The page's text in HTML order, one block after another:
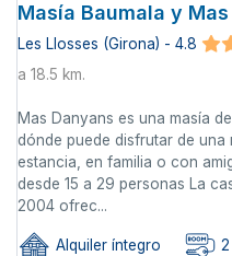
Masía Baumala y
Les Llosses (Girona) - 4.8
a 18.5 km.
Mas Danyans es una masía
dónde puede disfrutar de
estancia, en familia o con
desde 15 a 29 personas La
2004 ofrec...
Alquiler íntegro